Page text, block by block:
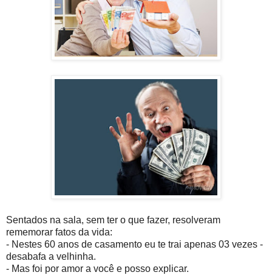
Sentados na sala, sem ter o que fazer, resolveram
rememorar fatos da vida:
- Nestes 60 anos de casamento eu te trai apenas 03 vezes -
desabafa a velhinha.
- Mas foi por amor a você e posso explicar.